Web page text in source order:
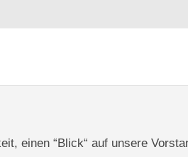
einen “Blick“ auf unsere